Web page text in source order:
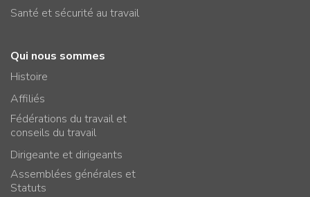
Santé et sécurité au travail
Qui nous sommes
Histoire
Affiliés
Fédérations du travail et
conseils du travail
Dirigeante et dirigeants
Assemblées générales et
Statuts